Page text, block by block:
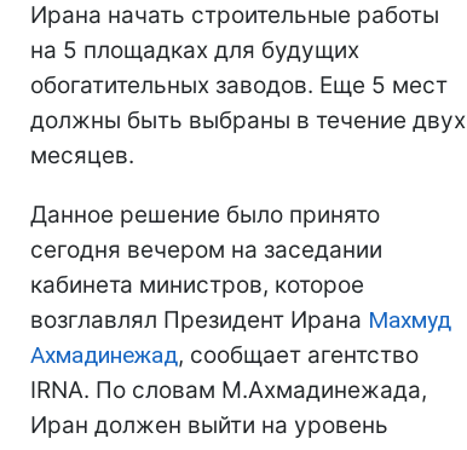
Ирана начать строительные работы
на 5 площадках для будущих
обогатительных заводов. Еще 5 мест
должны быть выбраны в течение двух
месяцев.
Данное решение было принято
сегодня вечером на заседании
кабинета министров, которое
возглавлял Президент Ирана Махмуд
Ахмадинежад, сообщает агентство
IRNA. По словам М.Ахмадинежада,
Иран должен выйти на уровень